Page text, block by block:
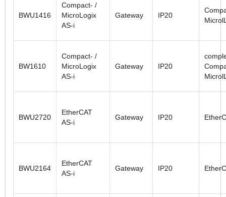
BWU1416
Compact- /
MicroLogix
AS-i
Gateway IP20
BW1610
Compact- /
MicroLogix
AS-i
Gateway IP20
BWU2720
EtherCAT
AS-i
Gateway IP20
BWU2164
EtherCAT
AS-i
Gateway IP20